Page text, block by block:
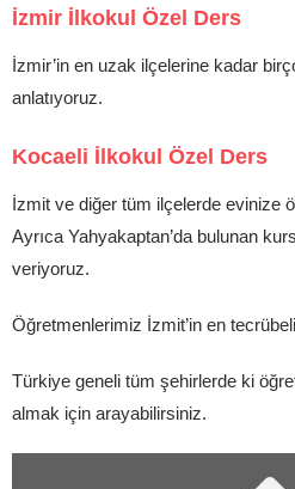
İzmir İlkokul Özel Ders
İzmir’in en uzak ilçelerine kadar
anlatıyoruz.
Kocaeli İlkokul Özel Ders
İzmit ve diğer tüm ilçelerde evinize
Ayrıca Yahyakaptan’da bulunan
veriyoruz.
Öğretmenlerimiz İzmit’in en
Türkiye geneli tüm şehirlerde ki
almak için arayabilirsiniz.